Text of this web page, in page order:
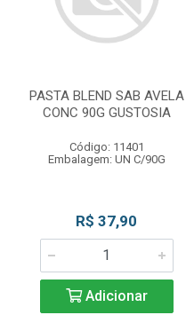
PASTA BLEND SAB AVELA
CONC 90G GUSTOSIA
Código: 11401
Embalagem: UN C/90G
R$ 37,90
Adicionar